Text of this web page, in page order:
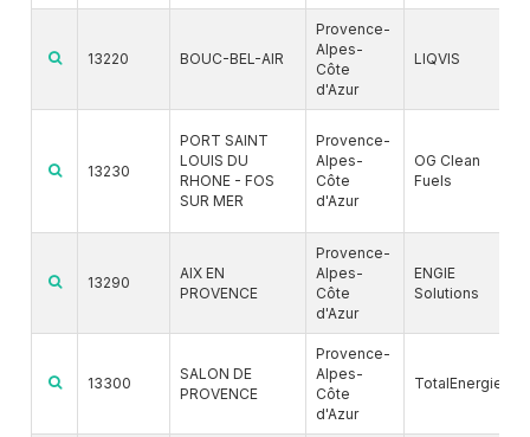
13220 BOUC-BEL-AIR
Provence-
Alpes-
Côte
d'Azur
LIQVIS
13230
PORT SAINT
LOUIS DU
RHONE - FOS
SUR MER
Provence-
Alpes-
Côte
d'Azur
OG Clean
Fuels
13290
AIX EN
PROVENCE
Provence-
Alpes-
Côte
d'Azur
ENGIE
Solutions
13300
SALON DE
PROVENCE
Provence-
Alpes-
Côte
d'Azur
TotalEnergies